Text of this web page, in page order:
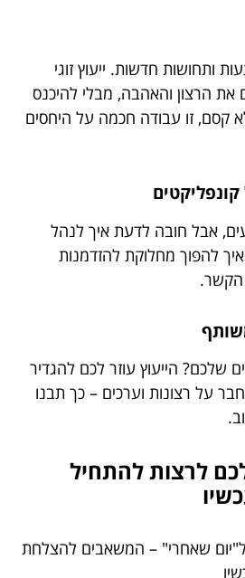
ותחושות חדשות. ייעוץ זוגי
הרצון והאהבה, מבלי להיכנס
קסם, זו עבודה חכמה על היחסים
אבל חובה לדעת איך לנהל
איך להפוך מחלוקת להזדמנות
הקשר.
שלכם? הייעוץ עוזר לכם להגדיר
על רצונות וערכים – כך תבנו
לרצות להתחיל
שאחרי" – המשאבים להצלחת